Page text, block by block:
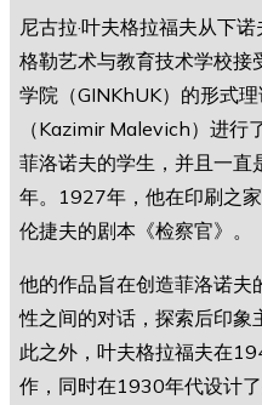
尼古拉·叶夫格拉福夫从下
格勒艺术与教育技术学校接
学院（GINKhUK）的形式
（Kazimir Malevich）进行
菲洛诺夫的学生，并且一
年。1927年，他在印刷之
伦捷夫的剧本《检察官》。
他的作品旨在创造菲洛诺夫
性之间的对话，探索后印象
此之外，叶夫格拉福夫在
作，同时在1930年代设计